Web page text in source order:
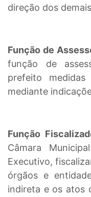
direção dos
Função de
função de
prefeito
mediante
Função
Câmara
Executivo,
órgãos e
indireta e os atos